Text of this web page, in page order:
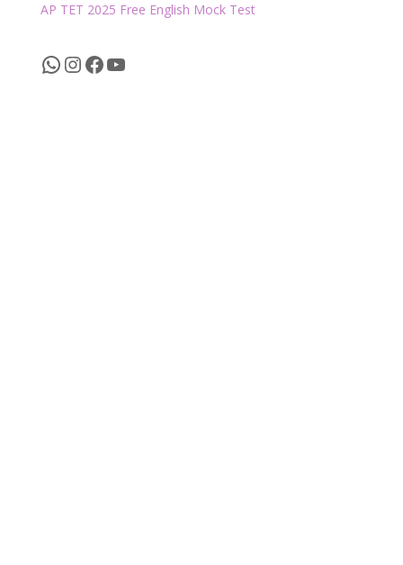
AP TET 2025 Free English Mock Test
WhatsApp
Instagram
Facebook
YouTube